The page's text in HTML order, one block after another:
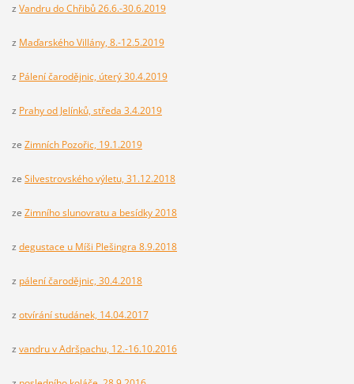
z Vandru do Chřibů 26.6.-30.6.2019
z Maďarského Villány, 8.-12.5.2019
z Pálení čarodějnic, úterý 30.4.2019
z Prahy od Jelínků, středa 3.4.2019
ze Zimních Pozořic, 19.1.2019
ze Silvestrovského výletu, 31.12.2018
ze Zimního slunovratu a besídky 2018
z degustace u Míši Plešingra 8.9.2018
z pálení čarodějnic, 30.4.2018
z otvírání studánek, 14.04.2017
z vandru v Adršpachu, 12.-16.10.2016